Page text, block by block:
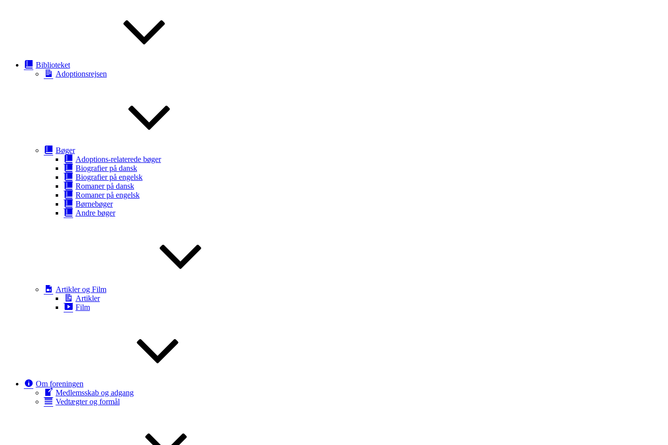
Biblioteket
Adoptionsrejsen
Bøger
Adoptions-relaterede bøger
Biografier på dansk
Biografier på engelsk
Romaner på dansk
Romaner på engelsk
Børnebøger
Andre bøger
Artikler og Film
Artikler
Film
Om foreningen
Medlemsskab og adgang
Vedtægter og formål